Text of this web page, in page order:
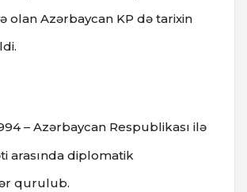
olan Azərbaycan KP də tarixin
– Azərbaycan Respublikası ilə
arasında diplomatik
qurulub.